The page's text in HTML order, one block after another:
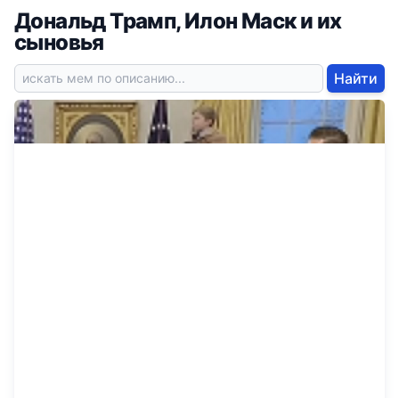
Дональд Трамп, Илон Маск и их
сыновья
Найти